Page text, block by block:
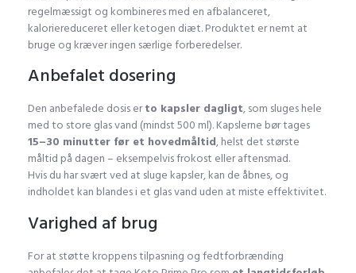
regelmæssigt og kombineres med en afbalanceret,
kaloriereduceret eller ketogen diæt. Produktet er nemt at
bruge og kræver ingen særlige forberedelser.
Anbefalet dosering
Den anbefalede dosis erto kapsler dagligt, som sluges hele
med to store glas vand (mindst 500 ml). Kapslerne bør tages
15–30 minutter før et hovedmåltid, helst det største
måltid på dagen – eksempelvis frokost eller aftensmad.
Hvis du har svært ved at sluge kapsler, kan de åbnes, og
indholdet kan blandes i et glas vand uden at miste effektivitet.
Varighed af brug
For at støtte kroppens tilpasning og fedtforbrænding